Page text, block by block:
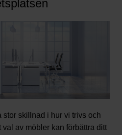
stor skillnad i hur vi trivs och
av möbler kan förbättra ditt